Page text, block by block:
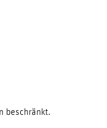
beschränkt.